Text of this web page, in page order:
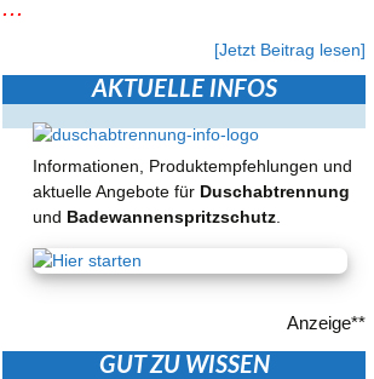
...
[Jetzt Beitrag lesen]
AKTUELLE INFOS
Informationen, Produktempfehlungen und
aktuelle Angebote für Duschabtrennung
und Badewannenspritzschutz
Anzeige**
GUT ZU WISSEN